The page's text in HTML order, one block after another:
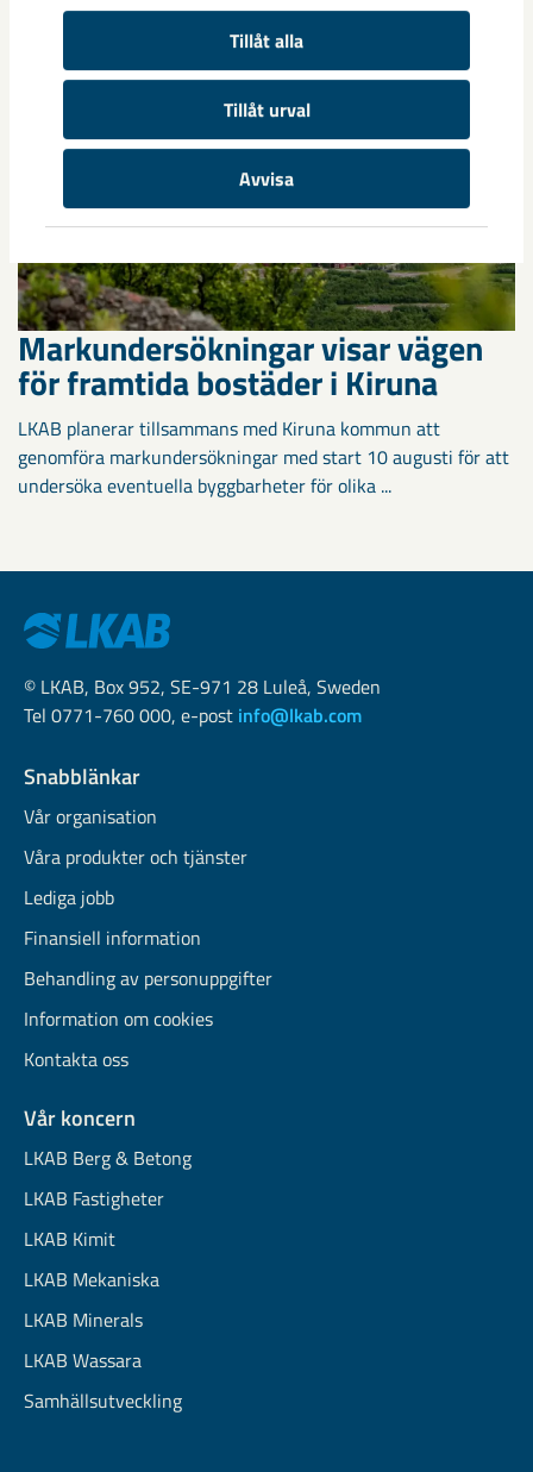
Tillåt alla
Tillåt urval
Avvisa
Markundersökningar visar vägen
för framtida bostäder i Kiruna
LKAB planerar tillsammans med Kiruna kommun att
genomföra markundersökningar med start 10 augusti för att
undersöka eventuella byggbarheter för olika ...
© LKAB, Box 952, SE-971 28 Luleå, Sweden
Tel 0771-760 000, e-post info@lkab.com
Snabblänkar
Vår organisation
Våra produkter och tjänster
Lediga jobb
Finansiell information
Behandling av personuppgifter
Information om cookies
Kontakta oss
Vår koncern
LKAB Berg & Betong
LKAB Fastigheter
LKAB Kimit
LKAB Mekaniska
LKAB Minerals
LKAB Wassara
Samhällsutveckling